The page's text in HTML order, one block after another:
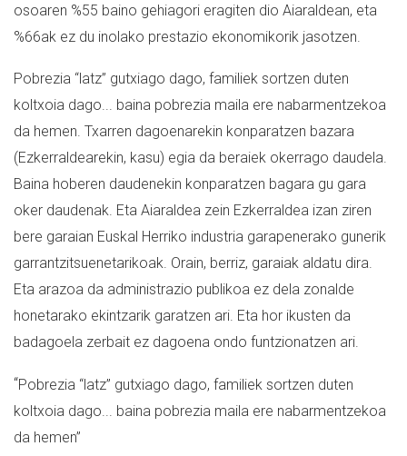
osoaren %55 baino gehiagori eragiten dio Aiaraldean, eta
%66ak ez du inolako prestazio ekonomikorik jasotzen.
Pobrezia “latz” gutxiago dago, familiek sortzen duten
koltxoia dago... baina pobrezia maila ere nabarmentzekoa
da hemen. Txarren dagoenarekin konparatzen bazara
(Ezkerraldearekin, kasu) egia da beraiek okerrago daudela.
Baina hoberen daudenekin konparatzen bagara gu gara
oker daudenak. Eta Aiaraldea zein Ezkerraldea izan ziren
bere garaian Euskal Herriko industria garapenerako gunerik
garrantzitsuenetarikoak. Orain, berriz, garaiak aldatu dira.
Eta arazoa da administrazio publikoa ez dela zonalde
honetarako ekintzarik garatzen ari. Eta hor ikusten da
badagoela zerbait ez dagoena ondo funtzionatzen ari.
“Pobrezia “latz” gutxiago dago, familiek sortzen duten
koltxoia dago... baina pobrezia maila ere nabarmentzekoa
da hemen”